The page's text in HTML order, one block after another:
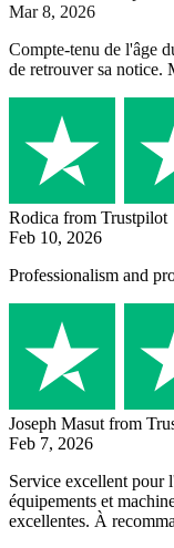
Mar 8, 2026
Compte-tenu de l'âge
de retrouver sa notice.
Rodica from Trustpilot
Feb 10, 2026
Professionalism and
Joseph Masut from
Feb 7, 2026
Service excellent pour
équipements et
excellentes. À